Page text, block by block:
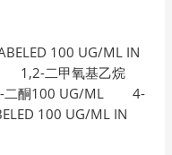
100 UG/ML IN
1,2-二甲氧基乙烷
二酮100 UG/ML 4-
100 UG/ML IN